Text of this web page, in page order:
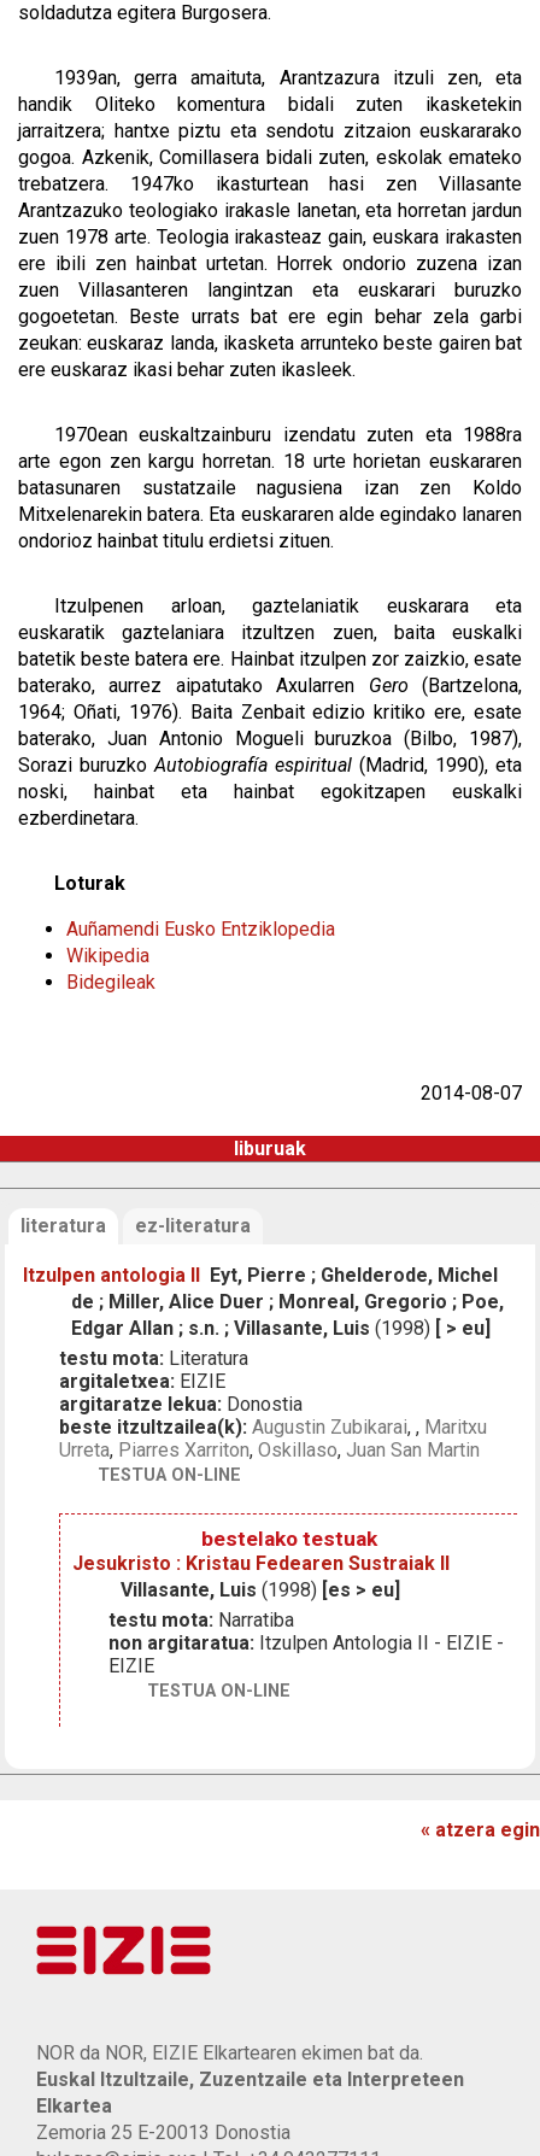
soldadutza egitera Burgosera.
1939an, gerra amaituta, Arantzazura itzuli zen, eta
handik Oliteko komentura bidali zuten ikasketekin
jarraitzera; hantxe piztu eta sendotu zitzaion euskararako
gogoa. Azkenik, Comillasera bidali zuten, eskolak emateko
trebatzera. 1947ko ikasturtean hasi zen Villasante
Arantzazuko teologiako irakasle lanetan, eta horretan jardun
zuen 1978 arte. Teologia irakasteaz gain, euskara irakasten
ere ibili zen hainbat urtetan. Horrek ondorio zuzena izan
zuen Villasanteren langintzan eta euskarari buruzko
gogoetetan. Beste urrats bat ere egin behar zela garbi
zeukan: euskaraz landa, ikasketa arrunteko beste gairen bat
ere euskaraz ikasi behar zuten ikasleek.
1970ean euskaltzainburu izendatu zuten eta 1988ra
arte egon zen kargu horretan. 18 urte horietan euskararen
batasunaren sustatzaile nagusiena izan zen Koldo
Mitxelenarekin batera. Eta euskararen alde egindako lanaren
ondorioz hainbat titulu erdietsi zituen.
Itzulpenen arloan, gaztelaniatik euskarara eta
euskaratik gaztelaniara itzultzen zuen, baita euskalki
batetik beste batera ere. Hainbat itzulpen zor zaizkio, esate
baterako, aurrez aipatutako Axularren Gero (Bartzelona,
1964; Oñati, 1976). Baita Zenbait edizio kritiko ere, esate
baterako, Juan Antonio Mogueli buruzkoa (Bilbo, 1987),
Sorazi buruzkoAutobiografía espiritual (Madrid, 1990), eta
noski, hainbat eta hainbat egokitzapen euskalki
ezberdinetara.
Loturak
Auñamendi Eusko Entziklopedia
Wikipedia
Bidegileak
2014-08-07
liburuak
literatura ez-literatura
Itzulpen antologia II Eyt, Pierre ; Ghelderode, Michel
de ; Miller, Alice Duer ; Monreal, Gregorio ; Poe,
Edgar Allan ; s.n. ; Villasante, Luis (1998) [ > eu]
testu mota: Literatura
argitaletxea: EIZIE
argitaratze lekua: Donostia
beste itzultzailea(k): Augustin Zubikarai,, Maritxu
Urreta, Piarres Xarriton,Oskillaso,Juan San Martin
TESTUA ON-LINE
bestelako testuak
Jesukristo : Kristau Fedearen Sustraiak II
Villasante, Luis (1998) [es > eu]
testu mota: Narratiba
non argitaratua: Itzulpen Antologia II - EIZIE -
EIZIE
TESTUA ON-LINE
« atzera egin
NOR da NOR, EIZIE Elkartearen ekimen bat da.
Euskal Itzultzaile, Zuzentzaile eta Interpreteen
Elkartea
Zemoria 25 E-20013 Donostia